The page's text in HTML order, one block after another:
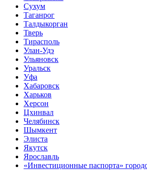
Сухум
Таганрог
Tалдыкорган
Тверь
Тирасполь
Улан-Удэ
Ульяновск
Уральск
Уфа
Хабаровск
Харьков
Херсон
Цхинвал
Челябинск
Шымкент
Элиста
Якутск
Ярославль
«Инвестиционные паспорта»